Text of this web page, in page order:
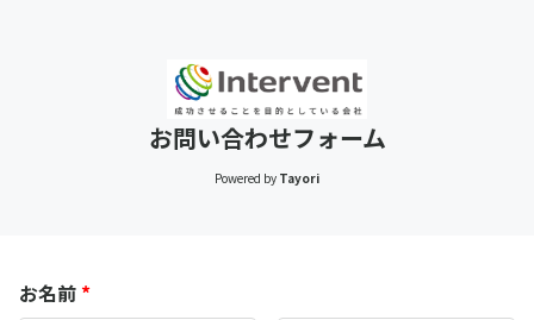
お問い合わせフォーム
Powered by Tayori
お名前 *